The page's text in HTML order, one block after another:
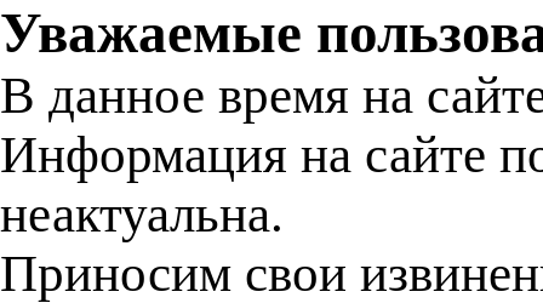
Уважаемые
В данное время на
Информация на сайте
неактуальна.
Приносим свои